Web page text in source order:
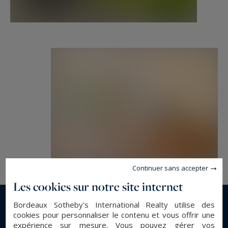
En savoir plus...
Les cookies sur notre site internet
Bordeaux Sotheby's International Realty utilise des
cookies pour personnaliser le contenu et vous offrir une
expérience sur mesure. Vous pouvez gérer vos
Continuer sans accepter